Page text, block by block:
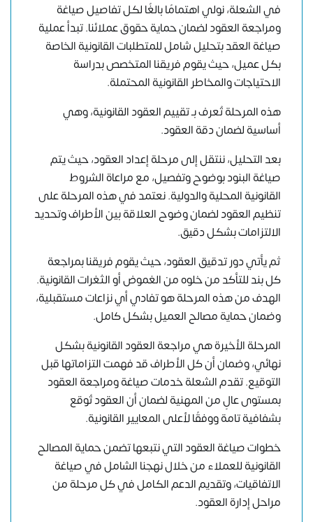
في الشعلة، نولي اهتمامًا بالغًا لكل تفاصيل صياغة
ومراجعة العقود لضمان حماية حقوق عملائنا. تبدأ عملية
صياغة العقد بتحليل شامل للمتطلبات القانونية الخاصة
بكل عميل، حيث يقوم فريقنا المتخصص بدراسة
الاحتياجات والمخاطر القانونية المحتملة.
هذه المرحلة تُعرف بـ تقييم العقود القانونية، وهي
أساسية لضمان دقة العقود.
بعد التحليل، ننتقل إلى مرحلة إعداد العقود، حيث يتم
صياغة البنود بوضوح وتفصيل، مع مراعاة الشروط
القانونية المحلية والدولية. نعتمد في هذه المرحلة على
تنظيم العقود لضمان وضوح العلاقة بين الأطراف وتحديد
الالتزامات بشكل دقيق.
ثم يأتي دور تدقيق العقود، حيث يقوم فريقنا بمراجعة
كل بند للتأكد من خلوه من الغموض أو الثغرات القانونية.
الهدف من هذه المرحلة هو تفادي أي نزاعات مستقبلية،
وضمان حماية مصالح العميل بشكل كامل.
المرحلة الأخيرة هي مراجعة العقود القانونية بشكل
نهائي، وضمان أن كل الأطراف قد فهمت التزاماتها قبل
التوقيع. تقدم الشعلة خدمات صياغة ومراجعة العقود
بمستوى عالٍ من المهنية لضمان أن العقود تُوقع
بشفافية تامة ووفقًا لأعلى المعايير القانونية.
خطوات صياغة العقود التي نتبعها تضمن حماية المصالح
القانونية للعملاء من خلال نهجنا الشامل في صياغة
الاتفاقيات، وتقديم الدعم الكامل في كل مرحلة من
مراحل إدارة العقود.